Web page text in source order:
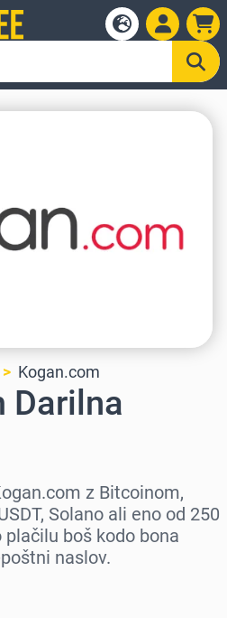
Kogan.com
Darilna
z Bitcoinom,
Solano ali eno od 250
boš kodo bona
naslov.